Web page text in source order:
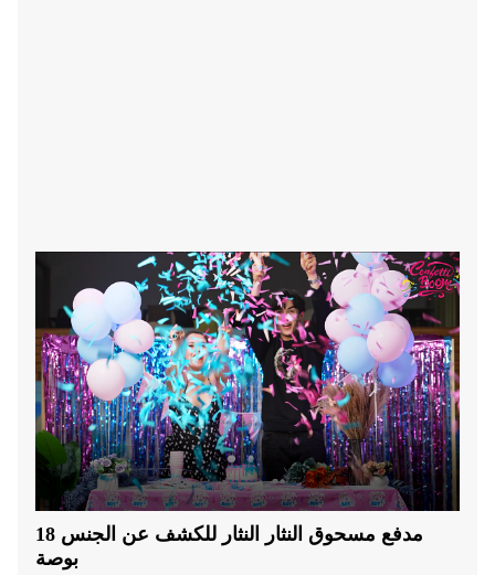
مدفع مسحوق النثار النثار للكشف عن الجنس 18
بوصة